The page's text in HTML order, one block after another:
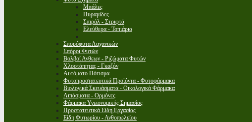
Μπάλες
Πυραμίδες
Σπιράλ - Στριφτά
Ελεύθερα - Τοπιάρια
Σπορόφυτα Λαχανικών
Σπόροι Φυτών
Βολβοί Ανθεων - Ριζώματα Φυτών
Χλοοτάπητας - Γκαζόν
Αυτόματο Πότισμα
Φυτοπροστατευτικά Προϊόντα - Φυτοφάρμακα
Βιολογικά Σκευάσματα - Οικολογικά Φάρμακα
Λιπάσματα - Ορμόνες
Φάρμακα Υγειονομικής Σημασίας
Προστατευτικά Είδη Εργασίας
Είδη Φυτωρίου - Ανθοπωλείου